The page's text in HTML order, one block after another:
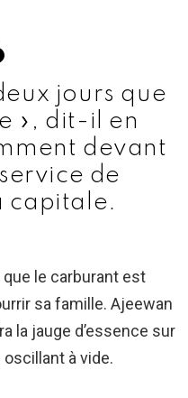
jours que
», dit-il en
devant
de
capitale.
le carburant est
sa famille. Ajeewan
la jauge d’essence sur
à vide.